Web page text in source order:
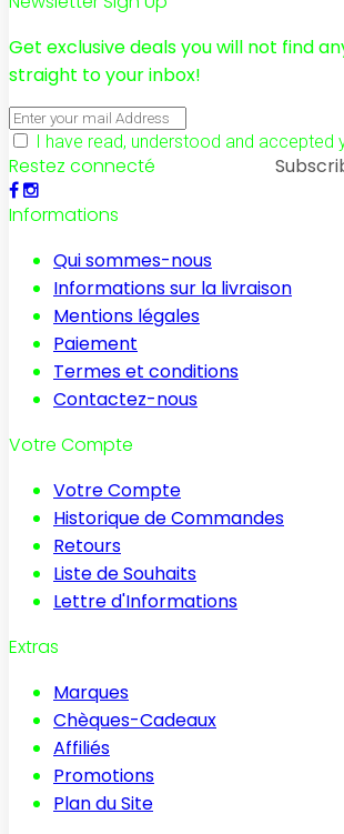
Get exclusive deals you will not find
straight to your inbox!
I have read, understood and accepted
Restez connecté
Informations
Qui sommes-nous
Informations sur la livraison
Mentions légales
Paiement
Termes et conditions
Contactez-nous
Votre Compte
Votre Compte
Historique de Commandes
Retours
Liste de Souhaits
Lettre d'Informations
Extras
Marques
Chèques-Cadeaux
Affiliés
Promotions
Plan du Site